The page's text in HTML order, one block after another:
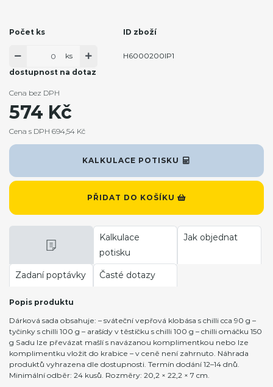
Počet ks ID zboží
dostupnost na dotaz
ks H6000200IP1
KALKULACE POTISKU
PŘIDAT DO KOŠÍKU
Cena bez DPH
574 Kč
Cena s DPH 694,54 Kč
Kalkulace
potisku
Jak objednat
Zadaní poptávky Časté dotazy
Popis produktu
Dárková sada obsahuje: – sváteční vepřová klobása s chilli cca 90 g –
tyčinky s chilli 100 g – arašídy v těstíčku s chilli 100 g – chilli omáčku 150
g Sadu lze převázat mašlí s navázanou komplimentkou nebo lze
komplimentku vložit do krabice – v ceně není zahrnuto. Náhrada
produktů vyhrazena dle dostupnosti. Termín dodání 12–14 dnů.
Minimální odběr: 24 kusů. Rozměry: 20,2 × 22,2 × 7 cm.